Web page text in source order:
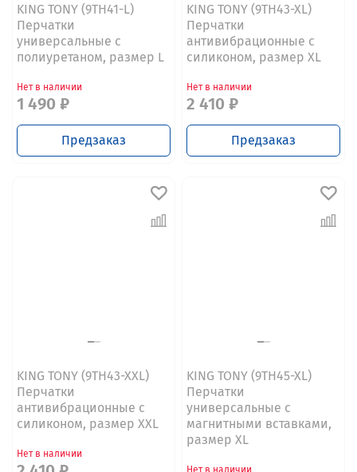
KING TONY (9TH41-L)
Перчатки
универсальные с
полиуретаном, размер L
Нет в наличии
1 490 ₽
Предзаказ
KING TONY (9TH43-XL)
Перчатки
антивибрационные с
силиконом, размер XL
Нет в наличии
2 410 ₽
Предзаказ
KING TONY (9TH43-XXL)
Перчатки
антивибрационные с
силиконом, размер XXL
Нет в наличии
KING TONY (9TH45-XL)
Перчатки
универсальные с
магнитными вставками,
размер XL
Нет в наличии